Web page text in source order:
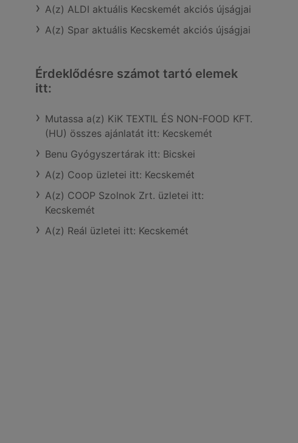
A(z) ALDI aktuális Kecskemét akciós újságjai
A(z) Spar aktuális Kecskemét akciós újságjai
Érdeklődésre számot tartó elemek
itt:
Mutassa a(z) KiK TEXTIL ÉS NON-FOOD KFT.
(HU) összes ajánlatát itt: Kecskemét
Benu Gyógyszertárak itt: Bicskei
A(z) Coop üzletei itt: Kecskemét
A(z) COOP Szolnok Zrt. üzletei itt:
Kecskemét
A(z) Reál üzletei itt: Kecskemét